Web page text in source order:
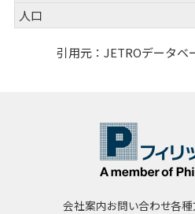
人口
引用元：JETROデータ
会社案内お問い合わせ各